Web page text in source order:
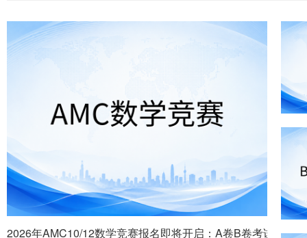
2026年AMC10/12数学竞赛报名即将开启：A卷B卷考试时间